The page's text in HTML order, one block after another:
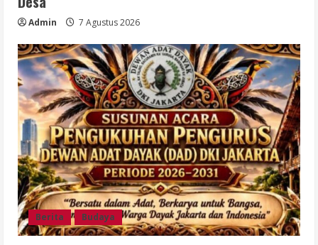
Admin 7 Agustus 2026
Berita Budaya